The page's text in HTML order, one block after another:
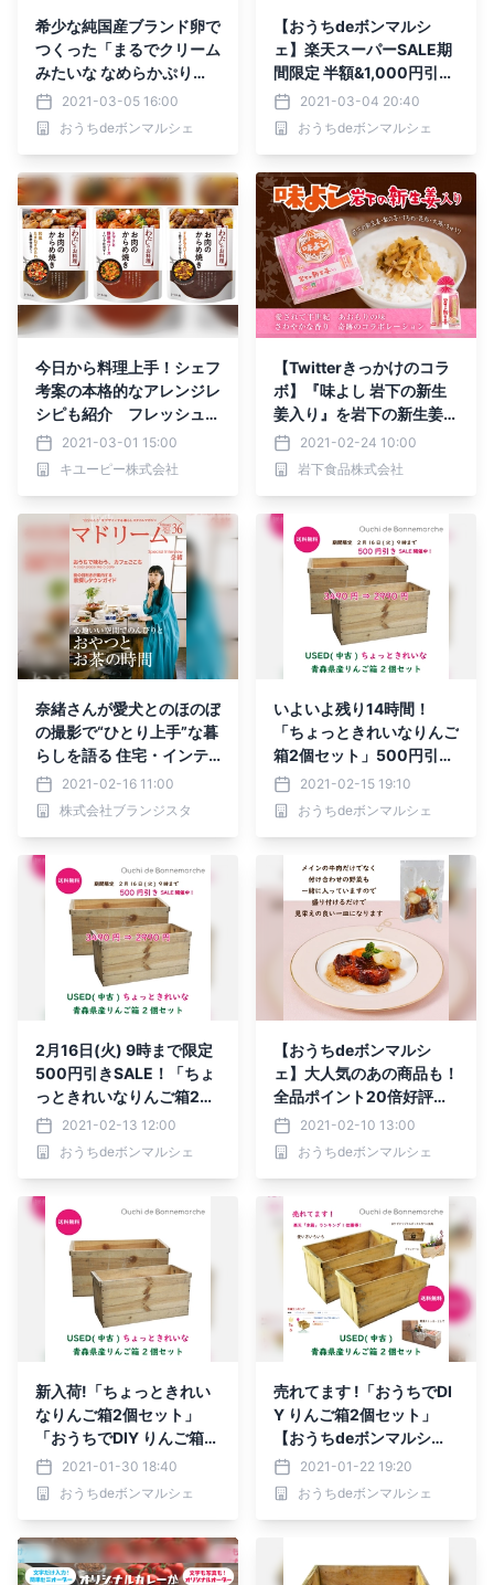
希少な純国産ブランド卵で
つくった「まるでクリーム
みたいな なめらかぷり
ん」新発売！
2021-03-05 16:00
おうちdeボンマルシェ
【おうちdeボンマルシ
ェ】楽天スーパーSALE期
間限定 半額&1,000円引き
セール開催中 !
2021-03-04 20:40
おうちdeボンマルシェ
今日から料理上手！シェフ
考案の本格的なアレンジレ
シピも紹介 フレッシュス
トック「わたしのお料理」
ブランドサイト内に「お肉
のからめ焼き」の商品情報
2021-03-01 15:00
キユーピー株式会社
【Twitterきっかけのコラ
ボ】『味よし 岩下の新生
姜入り』を岩下の新生姜オ
ンラインショップとミュー
ジアムで2月24日販売開
始。
2021-02-24 10:00
岩下食品株式会社
奈緒さんが愛犬とのほのぼ
の撮影で“ひとり上手”な暮
らしを語る 住宅・インテ
リア電子雑誌『マドリー
ム』Vol.36公開
2021-02-16 11:00
株式会社ブランジスタ
いよいよ残り14時間！
「ちょっときれいなりんご
箱2個セット」500円引き
SALE！【おうちdeボンマ
ルシェ】
2021-02-15 19:10
おうちdeボンマルシェ
2月16日(火) 9時まで限定
500円引きSALE！「ちょ
っときれいなりんご箱2個
セット」【おうちdeボン
マルシェ】
2021-02-13 12:00
おうちdeボンマルシェ
【おうちdeボンマルシ
ェ】大人気のあの商品も！
全品ポイント20倍好評開
催中 !2021-02-10 13:00
おうちdeボンマルシェ
新入荷!「ちょっときれい
なりんご箱2個セット」
「おうちでDIY りんご箱2
個セット」に新しい仲間
【おうちdeボンマルシ
ェ】
2021-01-30 18:40
おうちdeボンマルシェ
売れてます !「おうちでDI
Y りんご箱2個セット」
【おうちdeボンマルシ
ェ】2021-01-22 19:20
おうちdeボンマルシェ